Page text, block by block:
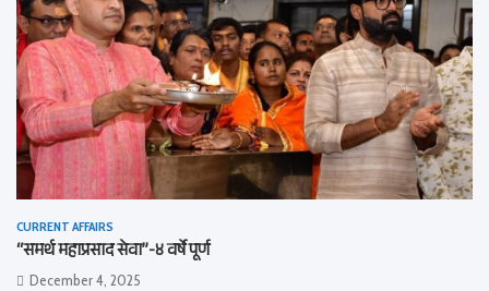
CURRENT AFFAIRS
“समर्थ महाप्रसाद सेवा”-४ वर्षे पूर्ण
December 4, 2025